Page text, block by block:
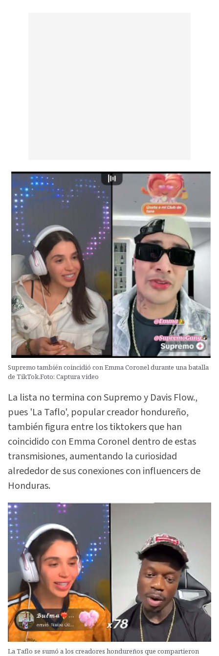
Supremo también coincidió con Emma Coronel durante una batalla
de TikTok.Foto: Captura video
La lista no termina con Supremo y Davis Flow.,
pues 'La Taflo', popular creador hondureño,
también figura entre los tiktokers que han
coincidido con Emma Coronel dentro de estas
transmisiones, aumentando la curiosidad
alrededor de sus conexiones con influencers de
Honduras.
La Taflo se sumó a los creadores hondureños que compartieron